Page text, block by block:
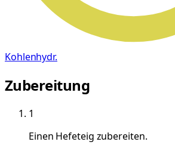
Kohlenhydr.
Zubereitung
1
Einen Hefeteig zubereiten.